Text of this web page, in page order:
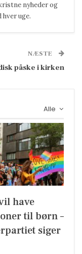
nyheder og
uge.
NÆSTE
påske i kirken
Alle
have
til børn –
siger